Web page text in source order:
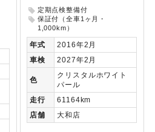
定期点検整備付
保証付（全車1ヶ月・
1,000km）
年式
2016年2月
車検
2027年2月
色
クリスタルホワイト
パール
走行
61164km
店舗
大和店